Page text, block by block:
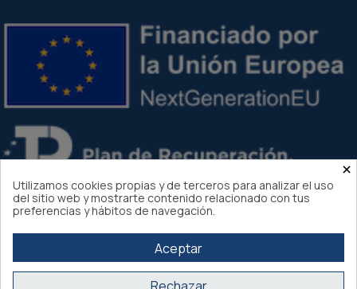
×
Utilizamos cookies propias y de terceros para analizar el uso
del sitio web y mostrarte contenido relacionado con tus
preferencias y hábitos de navegación.
Aceptar